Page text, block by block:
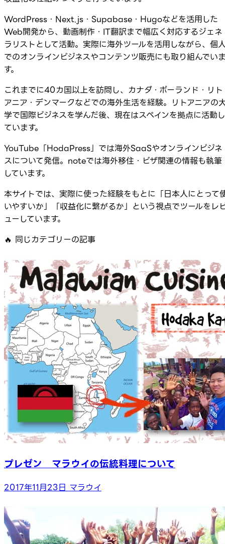
WordPress・Next.js・Supabase・Hugoなどを活用した
Web開発から、動画制作・IT翻訳まで幅広く対応するジェネ
ラリストとして活動。実際に海外ツールを活用しながら、個
でのオンラインビジネスやコンテンツ販売にも取り組んでい
す。
これまでに40カ国以上を訪問し、カナダ・ポーランド・リト
アニア・デンマークなどでの海外生活を経験。リトアニアの
学で国際ビジネスを学んだ後、現在はスペインを拠点に活動し
ています。
YouTube「HodaPress」では海外SaaSやオンラインビジネ
スについて発信。noteでは海外移住・ビザ関連の情報も執筆
しています。
本サイトでは、実際に使った経験をもとに「日本人にとって
いやすいか」「収益化に繋がるか」という視点でツールをレ
ューしています。
🔥 同じカテゴリーの記事
プレゼン マラウイの伝統料理について
2017年11月23日 マラウイ